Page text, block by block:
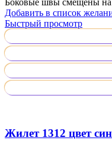
Добавить в список
Быстрый просмотр
Жилет 1312 цвет